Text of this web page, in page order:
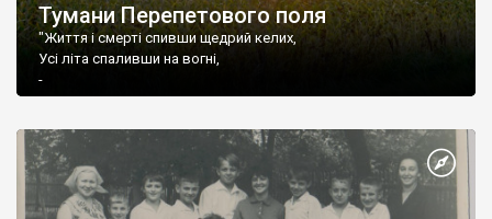
Тумани Перепетового поля
"Життя і смерті спивши щедрий келих,
Усі літа спаливши на вогні,
-